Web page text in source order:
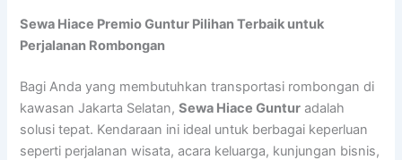
Sewa Hiace Premio Guntur Pilihan Terbaik untuk
Perjalanan Rombongan
Bagi Anda yang membutuhkan transportasi rombongan di
kawasan Jakarta Selatan,Sewa Hiace Guntur adalah
solusi tepat. Kendaraan ini ideal untuk berbagai keperluan
seperti perjalanan wisata, acara keluarga, kunjungan bisnis,